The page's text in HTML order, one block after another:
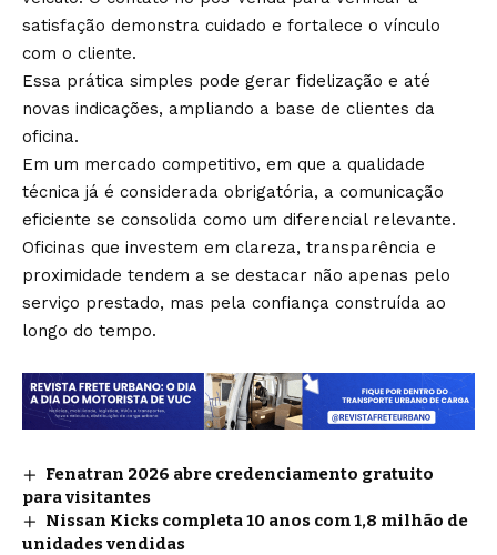
satisfação demonstra cuidado e fortalece o vínculo
com o cliente.
Essa prática simples pode gerar fidelização e até
novas indicações, ampliando a base de clientes da
oficina.
Em um mercado competitivo, em que a qualidade
técnica já é considerada obrigatória, a comunicação
eficiente se consolida como um diferencial relevante.
Oficinas que investem em clareza, transparência e
proximidade tendem a se destacar não apenas pelo
serviço prestado, mas pela confiança construída ao
longo do tempo.
Fenatran 2026 abre credenciamento gratuito
para visitantes
Nissan Kicks completa 10 anos com 1,8 milhão de
unidades vendidas